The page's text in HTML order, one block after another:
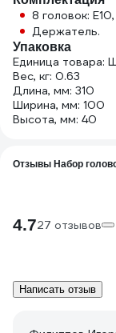
8 головок: Е10,
Держатель.
Упаковка
Единица товара:
Вес, кг: 0.63
Длина, мм: 310
Ширина, мм: 100
Высота, мм: 40
Отзывы Набор
4.727 отзывов
Написать отзыв